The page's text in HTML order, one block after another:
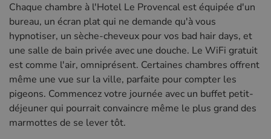
Chaque chambre à l'Hotel Le Provencal est équipée d'un
bureau, un écran plat qui ne demande qu'à vous
hypnotiser, un sèche-cheveux pour vos bad hair days, et
une salle de bain privée avec une douche. Le WiFi gratuit
est comme l'air, omniprésent. Certaines chambres offrent
même une vue sur la ville, parfaite pour compter les
pigeons. Commencez votre journée avec un buffet petit-
déjeuner qui pourrait convaincre même le plus grand des
marmottes de se lever tôt.